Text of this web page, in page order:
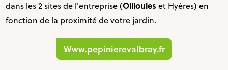
dans les 2 sites de l'entreprise (Olliouleset Hyères) en
fonction de la proximité de votre jardin.
www.pepinierevalbray.fr